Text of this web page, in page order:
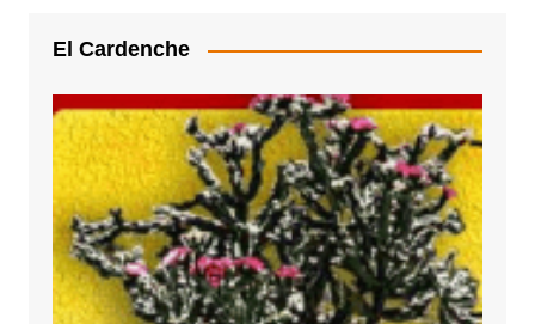
El Cardenche